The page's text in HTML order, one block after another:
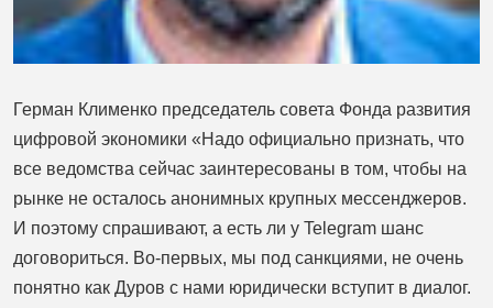
Герман Клименко председатель совета Фонда развития
цифровой экономики «Надо официально признать, что
все ведомства сейчас заинтересованы в том, чтобы на
рынке не осталось анонимных крупных мессенджеров.
И поэтому спрашивают, а есть ли у Telegram шанс
договориться. Во-первых, мы под санкциями, не очень
понятно как Дуров с нами юридически вступит в диалог.